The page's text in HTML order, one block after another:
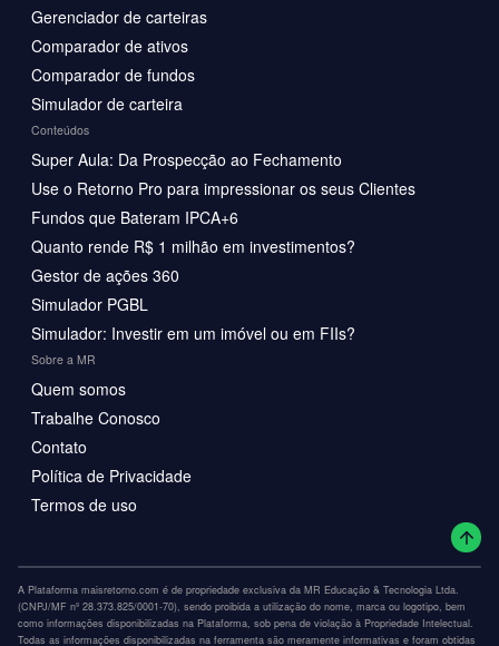
Gerenciador de carteiras
Comparador de ativos
Comparador de fundos
Simulador de carteira
Conteúdos
Super Aula: Da Prospecção ao Fechamento
Use o Retorno Pro para impressionar os seus Clientes
Fundos que Bateram IPCA+6
Quanto rende R$ 1 milhão em investimentos?
Gestor de ações 360
Simulador PGBL
Simulador: Investir em um imóvel ou em FIIs?
Sobre a MR
Quem somos
Trabalhe Conosco
Contato
Política de Privacidade
Termos de uso
A Plataforma maisretorno.com é de propriedade exclusiva da MR Educação & Tecnologia Ltda.
(CNPJ/MF nº 28.373.825/0001-70), sendo proibida a utilização do nome, marca ou logotipo, bem
como informações disponibilizadas na Plataforma, sob pena de violação à Propriedade Intelectual.
Todas as informações disponibilizadas na ferramenta são meramente informativas e foram obtidas